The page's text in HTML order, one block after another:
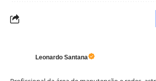
Leonardo Santana